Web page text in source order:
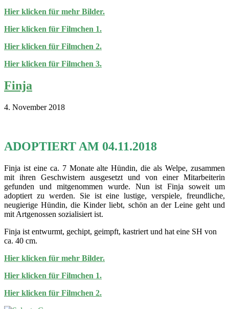
Hier klicken für mehr Bilder.
Hier klicken für Filmchen 1.
Hier klicken für Filmchen 2.
Hier klicken für Filmchen 3.
Finja
4. November 2018
ADOPTIERT AM 04.11.2018
Finja ist eine ca. 7 Monate alte Hündin, die als Welpe, zusammen
mit ihren Geschwistern ausgesetzt und von einer Mitarbeiterin
gefunden und mitgenommen wurde. Nun ist Finja soweit um
adoptiert zu werden. Sie ist eine lustige, verspiele, freundliche,
neugierige Hündin, die Kinder liebt, schön an der Leine geht und
mit Artgenossen sozialisiert ist.
Finja ist entwurmt, gechipt, geimpft, kastriert und hat eine SH von
ca. 40 cm.
Hier klicken für mehr Bilder.
Hier klicken für Filmchen 1.
Hier klicken für Filmchen 2.